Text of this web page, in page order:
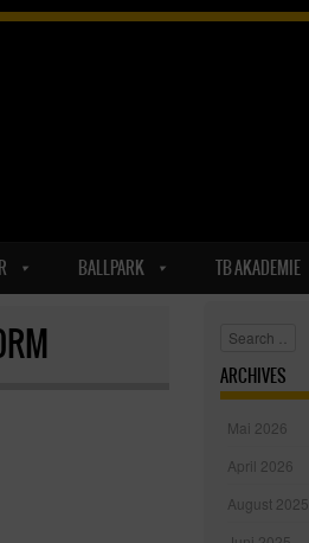
BALLPARK TB AKADEMIE
Search
ARCHIVES
Mai 2026
April 2026
August 2025